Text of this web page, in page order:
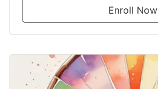
Enroll Now